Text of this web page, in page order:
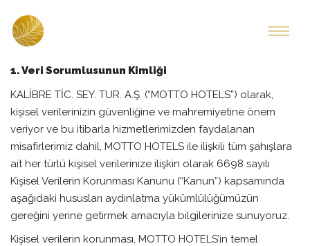
1. Veri Sorumlusunun Kimliği
KALİBRE TİC. SEY. TUR. A.Ş. (“MOTTO HOTELS”) olarak,
kişisel verilerinizin güvenliğine ve mahremiyetine önem
veriyor ve bu itibarla hizmetlerimizden faydalanan
misafirlerimiz dahil, MOTTO HOTELS ile ilişkili tüm şahışlara
ait her türlü kişisel verilerinize ilişkin olarak 6698 sayılı
Kişisel Verilerin Korunması Kanunu (“Kanun”) kapsamında
aşağıdaki hususları aydınlatma yükümlülüğümüzün
gereğini yerine getirmek amacıyla bilgilerinize sunuyoruz.
Kişisel verilerin korunması, MOTTO HOTELS’in temel